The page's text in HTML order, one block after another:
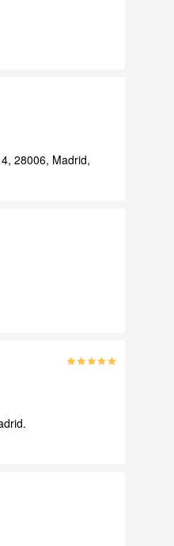
28006, Madrid,